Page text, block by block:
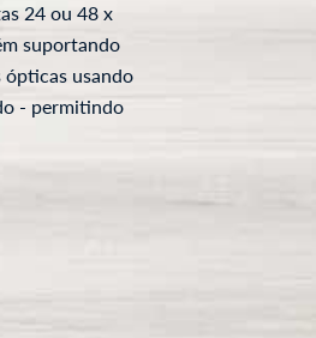
24 ou 48 x
suportando
ópticas usando
- permitindo